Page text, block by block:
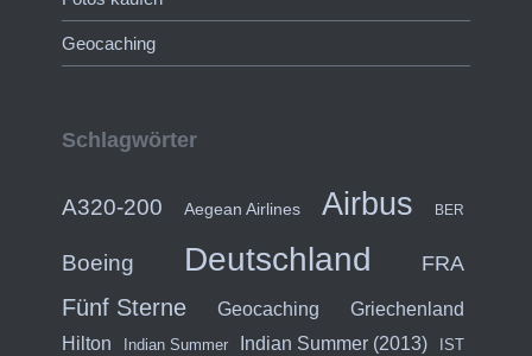
Geocaching
Schlagwörter
A320-200 Aegean Airlines Airbus BER
Boeing Deutschland FRA
Fünf Sterne Geocaching Griechenland
Hilton Indian Summer Indian Summer (2013) IST